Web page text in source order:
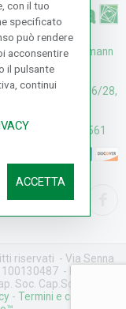
Senna 44/46, Osmann
F.no (FI)
V. Senna 26/28,
(+39) 055374561
riservati - Via Senna
- REA FI-
Soc. Cap.Soc. €
- Termini e condizioni
con il tuo
specificato
può rendere
acconsentire
il pulsante
continui
ACCETTA